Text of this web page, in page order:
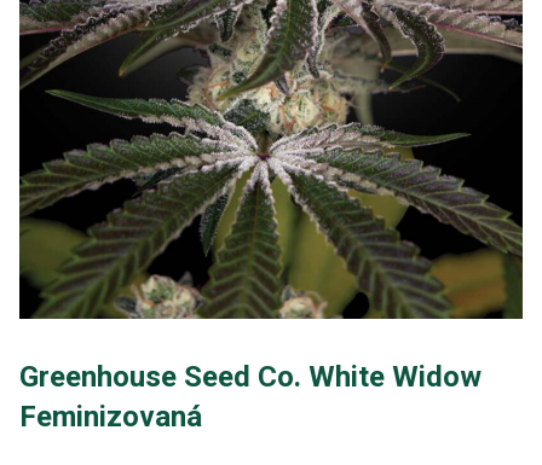
Greenhouse Seed Co. White Widow
Feminizovaná